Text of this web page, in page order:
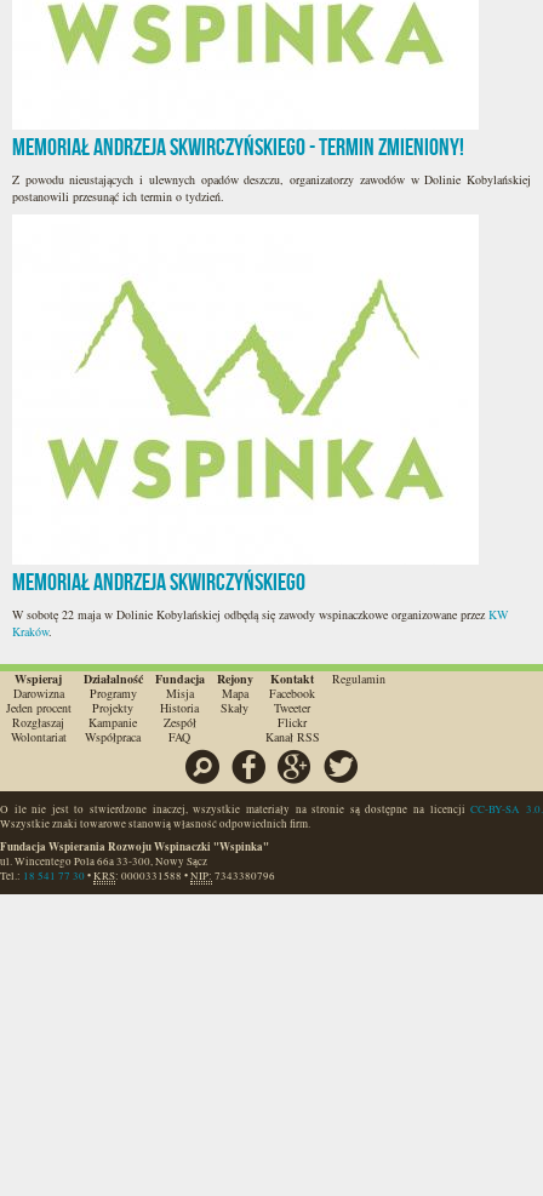
Memoriał Andrzeja Skwirczyńskiego - termin zmieniony!
Z powodu nieustających i ulewnych opadów deszczu, organizatorzy zawodów w Dolinie Kobylańskiej
postanowili przesunąć ich termin o tydzień.
Memoriał Andrzeja Skwirczyńskiego
W sobotę 22 maja w Dolinie Kobylańskiej odbędą się zawody wspinaczkowe organizowane przez KW
Kraków.
Wspieraj
Darowizna
Jeden procent
Rozgłaszaj
Wolontariat
Działalność
Programy
Projekty
Kampanie
Współpraca
Fundacja
Misja
Historia
Zespół
FAQ
Rejony
Mapa
Skały
Kontakt
Facebook
Tweeter
Flickr
Kanał RSS
Regulamin
Szukaj Facebook Google
O ile nie jest to stwierdzone inaczej, wszystkie materiały na stronie są dostępne na licencjiCC-BY-SA 3.0.
Wszystkie znaki towarowe stanowią własność odpowiednich firm.
Fundacja Wspierania Rozwoju Wspinaczki "Wspinka"
ul. Wincentego Pola 66a33-300,Nowy Sącz
Tel.: 18 541 77 30•KRS: 0000331588 •NIP: 7343380796